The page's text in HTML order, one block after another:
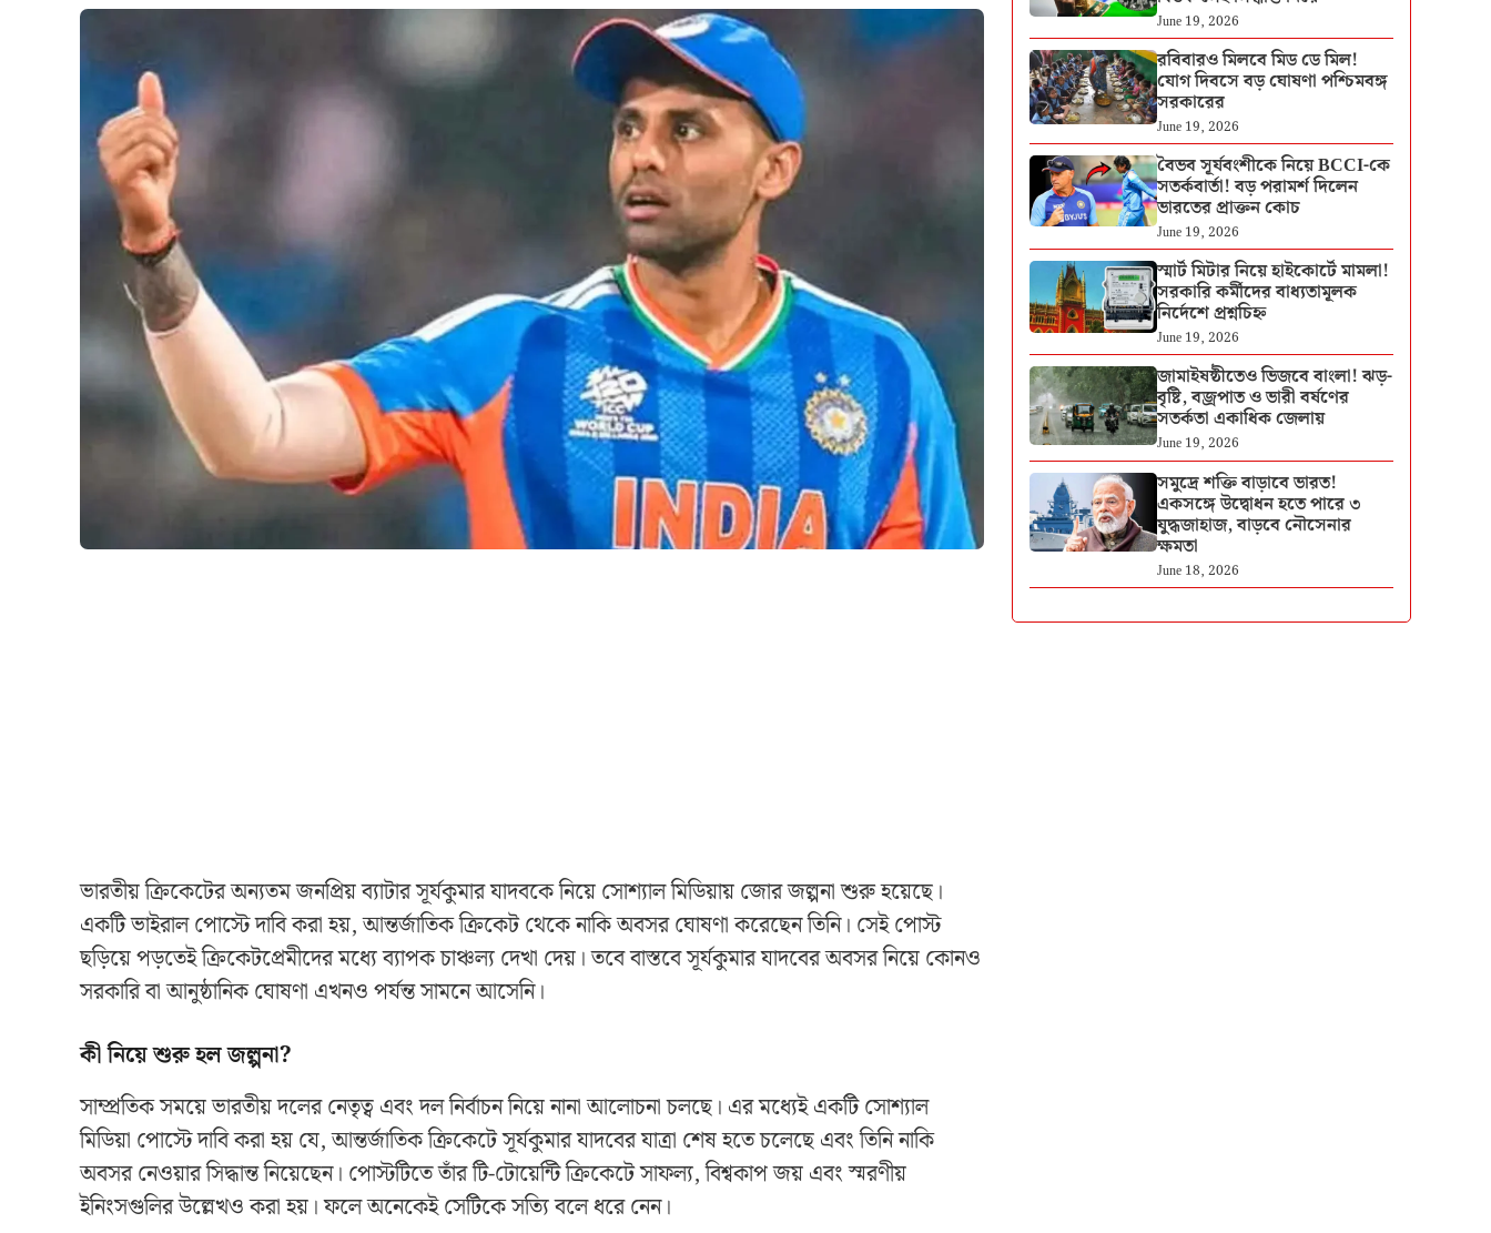
ভারতীয় ক্রিকেটের অন্যতম জনপ্রিয় ব্যাটার সূর্যকুমার যাদবকে নিয়ে সোশ্যাল মিডিয়ায় জোর জল্পনা শুরু হয়েছে।
একটি ভাইরাল পোস্টে দাবি করা হয়, আন্তর্জাতিক ক্রিকেট থেকে নাকি অবসর ঘোষণা করেছেন তিনি। সেই পোস্ট
ছড়িয়ে পড়তেই ক্রিকেটপ্রেমীদের মধ্যে ব্যাপক চাঞ্চল্য দেখা দেয়। তবে বাস্তবে সূর্যকুমার যাদবের অবসর নিয়ে কোনও
সরকারি বা আনুষ্ঠানিক ঘোষণা এখনও পর্যন্ত সামনে আসেনি।
কী নিয়ে শুরু হল জল্পনা?
সাম্প্রতিক সময়ে ভারতীয় দলের নেতৃত্ব এবং দল নির্বাচন নিয়ে নানা আলোচনা চলছে। এর মধ্যেই একটি সোশ্যাল
মিডিয়া পোস্টে দাবি করা হয় যে, আন্তর্জাতিক ক্রিকেটে সূর্যকুমার যাদবের যাত্রা শেষ হতে চলেছে এবং তিনি নাকি
অবসর নেওয়ার সিদ্ধান্ত নিয়েছেন। পোস্টটিতে তাঁর টি-টোয়েন্টি ক্রিকেটে সাফল্য, বিশ্বকাপ জয় এবং স্মরণীয়
ইনিংসগুলির উল্লেখও করা হয়। ফলে অনেকেই সেটিকে সত্যি বলে ধরে নেন।
June 19, 2026
রবিবারও মিলবে মিড ডে মিল!
যোগ দিবসে বড় ঘোষণা পশ্চিমবঙ্গ
সরকারের
June 19, 2026
বৈভব সূর্যবংশীকে নিয়ে BCCI-কে
সতর্কবার্তা! বড় পরামর্শ দিলেন
ভারতের প্রাক্তন কোচ
June 19, 2026
স্মার্ট মিটার নিয়ে হাইকোর্টে মামলা!
সরকারি কর্মীদের বাধ্যতামূলক
নির্দেশে প্রশ্নচিহ্ন
June 19, 2026
জামাইষষ্ঠীতেও ভিজবে বাংলা! ঝড়-
বৃষ্টি, বজ্রপাত ও ভারী বর্ষণের
সতর্কতা একাধিক জেলায়
June 19, 2026
সমুদ্রে শক্তি বাড়াবে ভারত!
একসঙ্গে উদ্বোধন হতে পারে ৩
যুদ্ধজাহাজ, বাড়বে নৌসেনার
ক্ষমতা
June 18, 2026